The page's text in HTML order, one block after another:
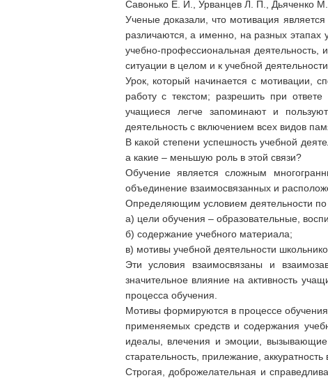
Савонько Е. И., Урванцев Л. П., Дьяченко
Ученые доказали, что мотивация
различаются, а именно, на разных этапах
учебно-профессиональная деятельность,
ситуации в целом и к учебной
Урок, который начинается с мотивации,
работу с текстом; разрешить при
учащиеся легче запоминают и
деятельность с включением всех видов
В какой степени успешность учебной
а какие – меньшую роль в этой связи?
Обучение является сложным
объединение взаимосвязанных и
Определяющим условием деятельности
а) цели обучения – образовательные,
б) содержание учебного материала;
в) мотивы учебной деятельности
Эти условия взаимосвязаны и
значительное влияние на активность
процесса обучения.
Мотивы формируются в процессе обучения
применяемых средств и содержания
идеалы, влечения и эмоции, вызывающие
старательность, прилежание,
Строгая, доброжелательная и